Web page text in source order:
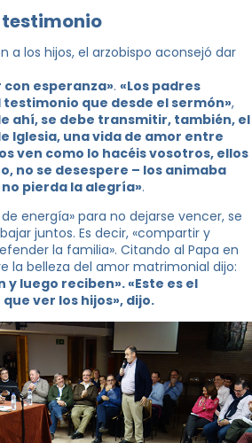
testimonio
a los hijos, el arzobispo aconsejó dar
esperanza». «Los padres
testimonio que desde el sermón»,
ahí, se debe transmitir, también, el
Iglesia, una vida de amor entre
ven como lo hacéis vosotros, ellos
no se desespere – los animaba
pierda la alegría».
energía» para no dejarse vencer, se
juntos. Es decir, «compartir y
la familia». Citando al Papa en
la belleza del amor matrimonial dijo:
y luego reciben». «Este es el
ver los hijos», dijo.